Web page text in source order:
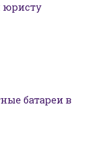
юристу
батареи в